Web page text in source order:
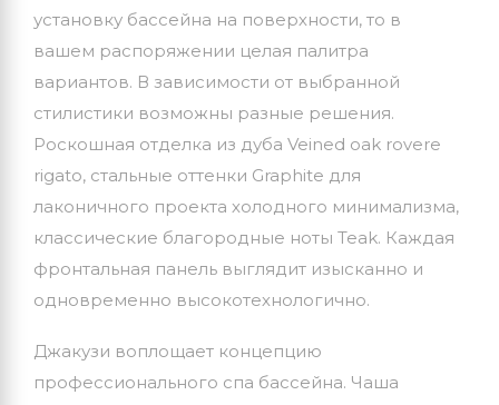
установку бассейна на поверхности, то в
вашем распоряжении целая палитра
вариантов. В зависимости от выбранной
стилистики возможны разные решения.
Роскошная отделка из дуба Veined oak rovere
rigato, стальные оттенки Graphite для
лаконичного проекта холодного минимализма,
классические благородные ноты Teak. Каждая
фронтальная панель выглядит изысканно и
одновременно высокотехнологично.
Джакузи воплощает концепцию
профессионального спа бассейна. Чаша